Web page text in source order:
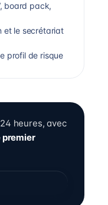
board pack,
et le secrétariat
profil de risque
heures, avec
premier